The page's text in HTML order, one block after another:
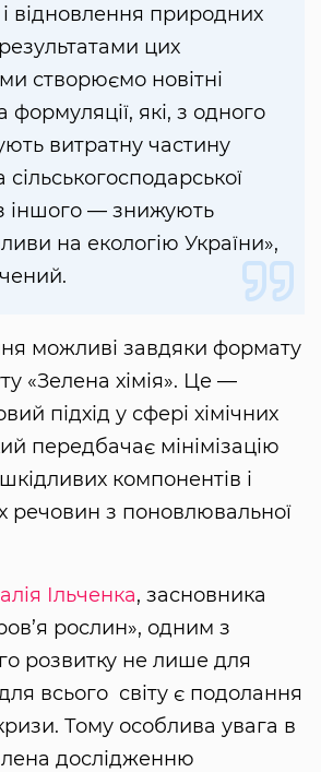
відновлення природних
цих
створюємо новітні
формуляції, які, з одного
витратну частину
з іншого — знижують
на екологію України»,
можливі завдяки формату
«Зелена хімія». Це —
підхід у сфері хімічних
передбачає мінімізацію
компонентів і
речовин з поновлювальної
Ільченка, засновника
рослин», одним з
розвитку не лише для
всього світу є подолання
Тому особлива увага в
дослідженню